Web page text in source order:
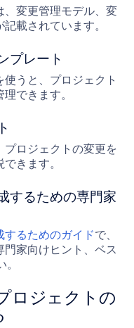
、変更管理モデル、変
載されています。
プレート
使うと、プロジェクト
できます。
プロジェクトの変更を
きます。
するための専門家
るためのガイドで、
家向けヒント、ベス
ロジェクトの